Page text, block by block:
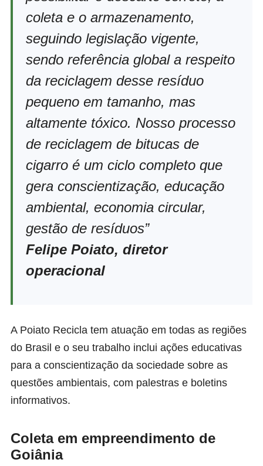
coleta e o armazenamento,
seguindo legislação vigente,
sendo referência global a respeito
da reciclagem desse resíduo
pequeno em tamanho, mas
altamente tóxico. Nosso processo
de reciclagem de bitucas de
cigarro é um ciclo completo que
gera conscientização, educação
ambiental, economia circular,
gestão de resíduos”
Felipe Poiato, diretor
operacional
A Poiato Recicla tem atuação em todas as regiões
do Brasil e o seu trabalho inclui ações educativas
para a conscientização da sociedade sobre as
questões ambientais, com palestras e boletins
informativos.
Coleta em empreendimento de
Goiânia